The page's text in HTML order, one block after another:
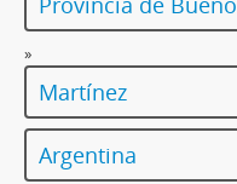
»
Martínez
Argentina